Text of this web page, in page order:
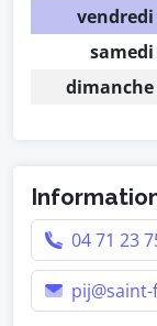
vendredi
samedi
dimanche
04 71 23